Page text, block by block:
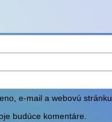
e-mail a webovú
budúce komentáre.